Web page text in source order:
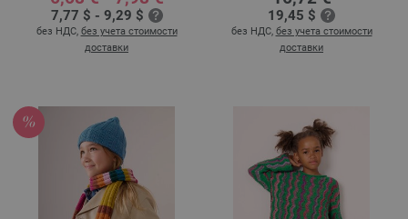
7,77 $ - 9,29 $
без НДС, без учета стоимости
доставки
19,45 $
без НДС, без учета стоимости
доставки